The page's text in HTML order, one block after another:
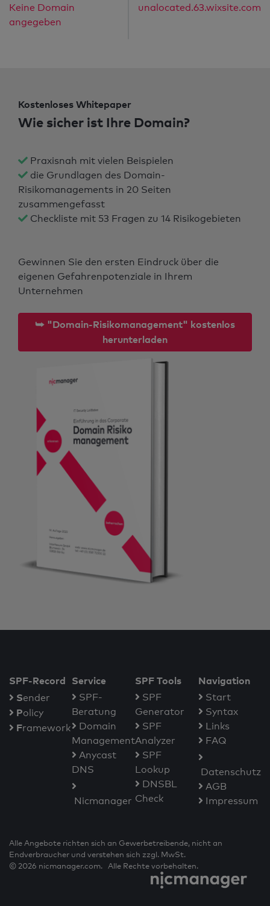
Keine Domain
angegeben
unalocated.63.wixsite.com
Kostenloses Whitepaper
Wie sicher ist Ihre Domain?
Praxisnah mit vielen Beispielen
die Grundlagen des Domain-
Risikomanagements in 20 Seiten
zusammengefasst
Checkliste mit 53 Fragen zu 14 Risikogebieten
Gewinnen Sie den ersten Eindruck über die
eigenen Gefahrenpotenziale in Ihrem
Unternehmen
⮩ "Domain-Risikomanagement" kostenlos
herunterladen
SPF-Record
Sender
Policy
Framework
Service
SPF-
Beratung
Domain
Management
Anycast
DNS
Nicmanager
SPF Tools
SPF
Generator
SPF
Analyzer
SPF
Lookup
DNSBL
Check
Navigation
Start
Syntax
Links
FAQ
Datenschutz
AGB
Impressum
Alle Angebote richten sich an Gewerbetreibende, nicht an
Endverbraucher und verstehen sich zzgl. MwSt.
© 2026 nicmanager.com. Alle Rechte vorbehalten.